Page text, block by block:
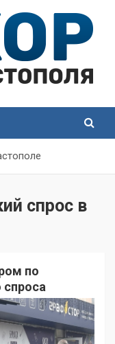
спрос в
по
спроса